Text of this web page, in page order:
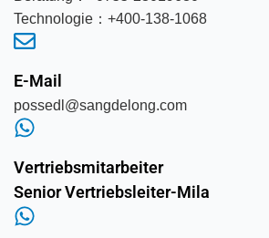
Technologie：+400-138-1068
E-Mail
possedl@sangdelong.com
Vertriebsmitarbeiter
Senior Vertriebsleiter-Mila